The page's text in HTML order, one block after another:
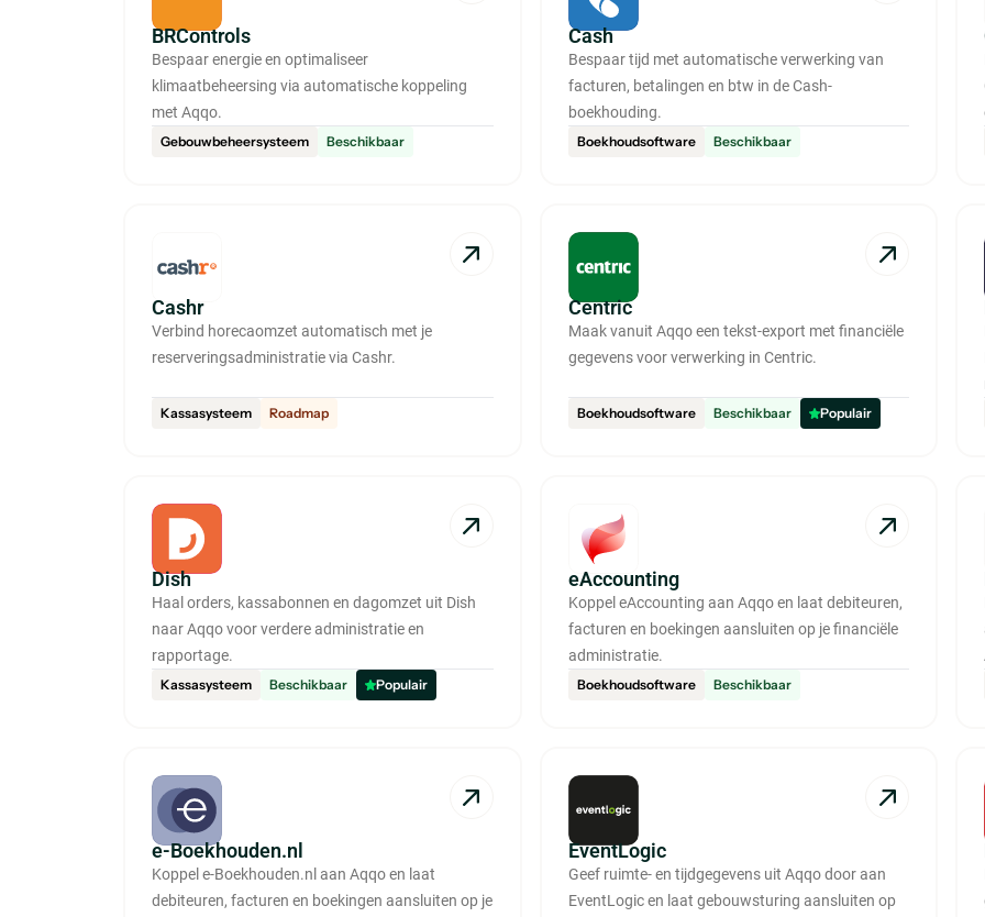
BRControls
Bespaar energie en optimaliseer
klimaatbeheersing via automatische koppeling
met Aqqo.
Gebouwbeheersysteem
Beschikbaar
Cash
Bespaar tijd met automatische verwerking van
facturen, betalingen en btw in de Cash-
boekhouding.
Boekhoudsoftware
Beschikbaar
Cashr
Verbind horecaomzet automatisch met je
reserveringsadministratie via Cashr.
Kassasysteem Roadmap
Centric
Maak vanuit Aqqo een tekst-export met financiële
gegevens voor verwerking in Centric.
Boekhoudsoftware Beschikbaar Populair
Dish
Haal orders, kassabonnen en dagomzet uit Dish
naar Aqqo voor verdere administratie en
rapportage.
Kassasysteem
Beschikbaar Populair
eAccounting
Koppel eAccounting aan Aqqo en laat debiteuren,
facturen en boekingen aansluiten op je financiële
administratie.
Boekhoudsoftware
Beschikbaar
e-Boekhouden.nl
Koppel e-Boekhouden.nl aan Aqqo en laat
debiteuren, facturen en boekingen aansluiten op je
EventLogic
Geef ruimte- en tijdgegevens uit Aqqo door aan
EventLogic en laat gebouwsturing aansluiten op